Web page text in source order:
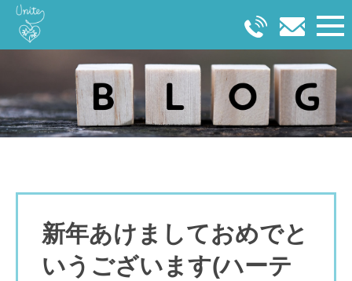
新年あけましておめでと
いうございます(ハーテ